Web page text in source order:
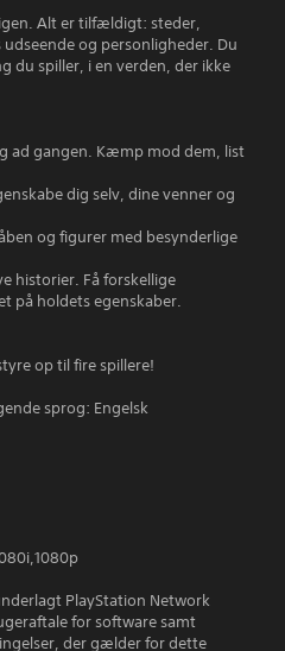
Alt er tilfældigt: steder,
og personligheder. Du
du spiller, i en verden, der ikke
ad gangen. Kæmp mod dem, list
dig selv, dine venner og
og figurer med besynderlige
historier. Få forskellige
på holdets egenskaber.
op til fire spillere!
sprog: Engelsk
PlayStation Network
for software samt
der gælder for dette